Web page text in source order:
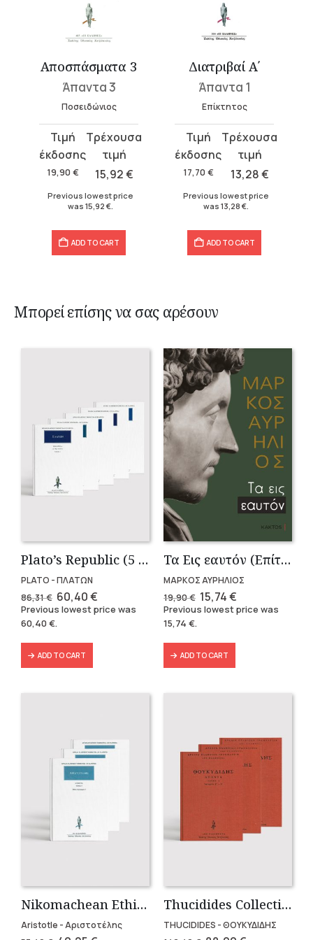
Αποσπάσματα 3
Άπαντα 3
Ποσειδώνιος
19,90 €
Original
price
was:
15,92€
Current
price
is:
Previous lowest price
was 15,92 €
ADD TO CART
Διατριβαί Α΄
Άπαντα 1
Επίκτητος
17,70 €
Original
price
was:
13,28€
Current
price
is:
Previous lowest price
was 13,28 €
ADD TO CART
Μπορεί επίσης να σας αρέσουν
Plato’s Republic (5 volumes)
PLATO - ΠΛΑΤΩΝ
86,31€ Original
price
was:
86,31 €.
60,40€Current
price
is:
Previous lowest price was
60,40€.
ADD TO CART
Τα Εις εαυτόν (Επίτομο) – Μάρκος Αυρήλιος
ΜΑΡΚΟΣ ΑΥΡΗΛΙΟΣ
19,90€ Original
price
was:
15,74€Current
price
is:
Previous lowest price was
15,74 €.
ADD TO CART
Nikomachean Ethics (3 volumes)
Aristotle - Αριστοτέλης
Thucidides Collection – Hardbound Edition (4 volumes)
THUCIDIDES - ΘΟΥΚΥΔΙΔΗΣ